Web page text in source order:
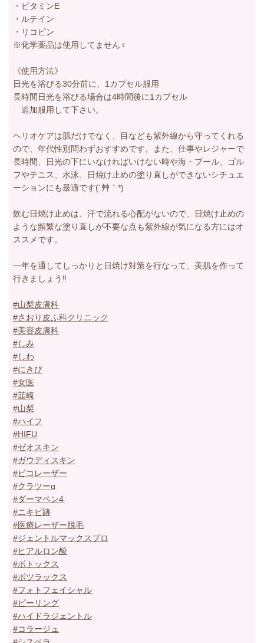
・ビタミンE
・ルテイン
・リコピン
※化学薬品は使用してません‍♀️
《使用方法》
日光を浴びる30分前に、1カプセル服用
長時間日光を浴びる場合は4時間後に1カプセル
追加服用して下さい。
ヘリオケアは肌だけでなく、目なども紫外線から守ってくれる
ので、年代性別問わずおすすめです。また、仕事やレジャーで
長時間、日光の下にいなければいけない時や海・プール、ゴル
フやテニス、水泳、日焼け止めの塗り直しができないシチュエ
ーションにも最適です(´艸｀*)
飲む日焼け止めは、汗で流れる心配がないので、日焼け止めの
ような頻繁な塗り直しが不要な点も紫外線が気になる方にはオ
ススメです。
一年を通してしっかりと日焼け対策を行なって、美肌を作って
行きましょう‼️
#山梨皮膚科
#さおり皮ふ科クリニック
#美容皮膚科
#しみ
#しわ
#にきび
#女医
#韮崎
#山梨
#ハイフ
#HIFU
#ゼオスキン
#ガウディスキン
#ピコレーザー
#クラツーα
#ダーマペン4
#ニキビ跡
#医療レーザー脱毛
#ジェントルマックスプロ
#ヒアルロン酸
#ボトックス
#ボツラックス
#フォトフェイシャル
#ピーリング
#ハイドラジェントル
#コラージュ